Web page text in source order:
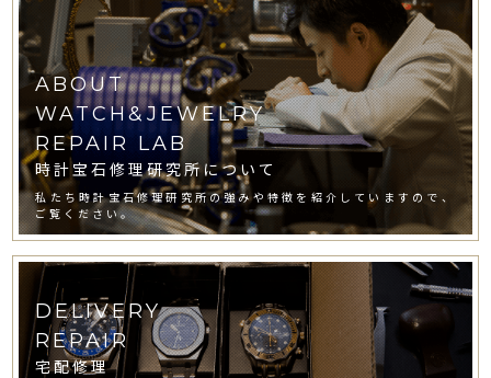
ABOUT
WATCH&JEWELRY
REPAIR LAB
時計宝石修理研究所について
私たち時計宝石修理研究所の強みや特徴を紹介していますので、
ご覧ください。
DELIVERY
REPAIR
宅配修理